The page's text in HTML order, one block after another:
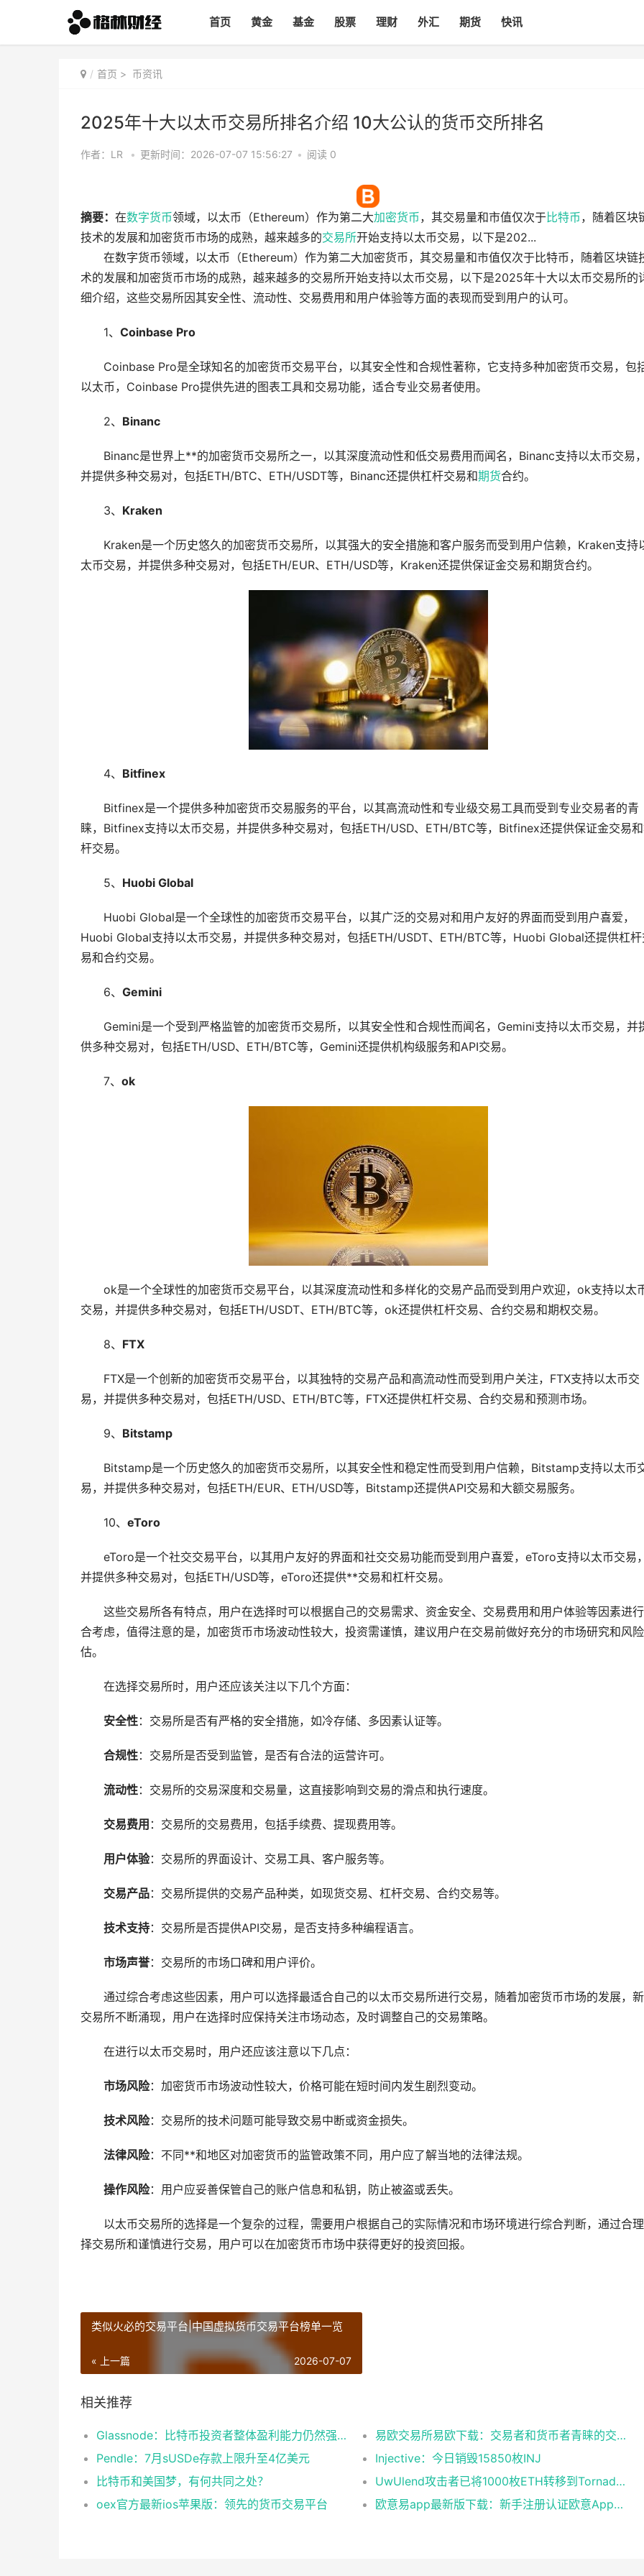
首页 黄金 基金 股票 理财 外汇 期货 快讯
首页 > 币资讯
2025年十大以太币交易所排名介绍 10大公认的货币交所排名
作者：LR • 更新时间：2026-07-07 15:56:27 • 阅读 0
摘要： 在数字货币领域，以太币（Ethereum）作为第二大加密货币，其交易量和市值仅次于比特币，随着区块
技术的发展和加密货币市场的成熟，越来越多的交易所开始支持以太币交易，以下是202...
在数字货币领域，以太币（Ethereum）作为第二大加密货币，其交易量和市值仅次于比特币，随着区块链
术的发展和加密货币市场的成熟，越来越多的交易所开始支持以太币交易，以下是2025年十大以太币交易所的
细介绍，这些交易所因其安全性、流动性、交易费用和用户体验等方面的表现而受到用户的认可。
1、 Coinbase Pro
Coinbase Pro是全球知名的加密货币交易平台，以其安全性和合规性著称，它支持多种加密货币交易，包
以太币，Coinbase Pro提供先进的图表工具和交易功能，适合专业交易者使用。
2、 Binanc
Binanc是世界上**的加密货币交易所之一，以其深度流动性和低交易费用而闻名，Binanc支持以太币交易
并提供多种交易对，包括ETH/BTC、ETH/USDT等，Binanc还提供杠杆交易和期货合约。
3、 Kraken
Kraken是一个历史悠久的加密货币交易所，以其强大的安全措施和客户服务而受到用户信赖，Kraken支持
太币交易，并提供多种交易对，包括ETH/EUR、ETH/USD等，Kraken还提供保证金交易和期货合约。
4、 Bitfinex
Bitfinex是一个提供多种加密货币交易服务的平台，以其高流动性和专业级交易工具而受到专业交易者的青
睐，Bitfinex支持以太币交易，并提供多种交易对，包括ETH/USD、ETH/BTC等，Bitfinex还提供保证金交易
杆交易。
5、 Huobi Global
Huobi Global是一个全球性的加密货币交易平台，以其广泛的交易对和用户友好的界面而受到用户喜爱，
Huobi Global支持以太币交易，并提供多种交易对，包括ETH/USDT、ETH/BTC等，Huobi Global还提供杠杆
易和合约交易。
6、 Gemini
Gemini是一个受到严格监管的加密货币交易所，以其安全性和合规性而闻名，Gemini支持以太币交易，并
供多种交易对，包括ETH/USD、ETH/BTC等，Gemini还提供机构级服务和API交易。
7、 ok
ok是一个全球性的加密货币交易平台，以其深度流动性和多样化的交易产品而受到用户欢迎，ok支持以太
交易，并提供多种交易对，包括ETH/USDT、ETH/BTC等，ok还提供杠杆交易、合约交易和期权交易。
8、 FTX
FTX是一个创新的加密货币交易平台，以其独特的交易产品和高流动性而受到用户关注，FTX支持以太币交
易，并提供多种交易对，包括ETH/USD、ETH/BTC等，FTX还提供杠杆交易、合约交易和预测市场。
9、 Bitstamp
Bitstamp是一个历史悠久的加密货币交易所，以其安全性和稳定性而受到用户信赖，Bitstamp支持以太币
易，并提供多种交易对，包括ETH/EUR、ETH/USD等，Bitstamp还提供API交易和大额交易服务。
10、 eToro
eToro是一个社交交易平台，以其用户友好的界面和社交交易功能而受到用户喜爱，eToro支持以太币交易
并提供多种交易对，包括ETH/USD等，eToro还提供**交易和杠杆交易。
这些交易所各有特点，用户在选择时可以根据自己的交易需求、资金安全、交易费用和用户体验等因素进
合考虑，值得注意的是，加密货币市场波动性较大，投资需谨慎，建议用户在交易前做好充分的市场研究和风
估。
在选择交易所时，用户还应该关注以下几个方面：
安全性：交易所是否有严格的安全措施，如冷存储、多因素认证等。
合规性：交易所是否受到监管，是否有合法的运营许可。
流动性：交易所的交易深度和交易量，这直接影响到交易的滑点和执行速度。
交易费用 ：交易所的交易费用，包括手续费、提现费用等。
用户体验：交易所的界面设计、交易工具、客户服务等。
交易产品：交易所提供的交易产品种类，如现货交易、杠杆交易、合约交易等。
技术支持：交易所是否提供API交易，是否支持多种编程语言。
市场声誉：交易所的市场口碑和用户评价。
通过综合考虑这些因素，用户可以选择最适合自己的以太币交易所进行交易，随着加密货币市场的发展，
交易所不断涌现，用户在选择时应保持关注市场动态，及时调整自己的交易策略。
在进行以太币交易时，用户还应该注意以下几点：
市场风险：加密货币市场波动性较大，价格可能在短时间内发生剧烈变动。
技术风险：交易所的技术问题可能导致交易中断或资金损失。
法律风险：不同**和地区对加密货币的监管政策不同，用户应了解当地的法律法规。
操作风险：用户应妥善保管自己的账户信息和私钥，防止被盗或丢失。
以太币交易所的选择是一个复杂的过程，需要用户根据自己的实际情况和市场环境进行综合判断，通过合
择交易所和谨慎进行交易，用户可以在加密货币市场中获得更好的投资回报。
类似火必的交易平台|中国虚拟货币交易平台榜单一览
« 上一篇 2026-07-07
相关推荐
Glassnode：比特币投资者整体盈利能力仍然强劲，更大的波动即将到来
易欧交易所易欧下载：交易者和货币者青睐的交易平台
Pendle：7月sUSDe存款上限升至4亿美元
Injective：今日销毁15850枚INJ
比特币和美国梦，有何共同之处？
UwUlend攻击者已将1000枚ETH转移到Tornado Cash
oex官方最新ios苹果版：领先的货币交易平台
欧意易app最新版下载：新手注册认证欧意App下载操作教程